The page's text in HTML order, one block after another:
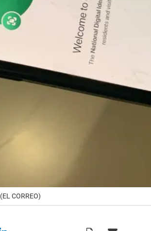
CORREO)